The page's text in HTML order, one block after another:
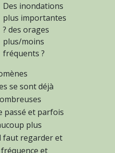
Des inondations
plus importantes
? des orages
plus/moins
fréquents ?
se sont déjà
passé et parfois
plus
faut regarder et
fréquence et